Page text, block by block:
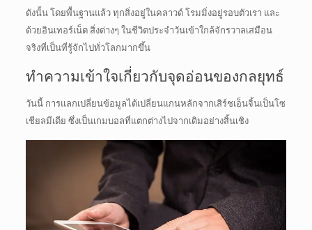
ดังนั้น โดยพื้นฐานแล้ว ทุกสิ่งอยู่ในคลาวด์ โรมมิ่งอยู่รอบตัวเรา และ
ด้วยอินเทอร์เน็ต สิ่งต่างๆ ในชีวิตประจำวันเข้าใกล้จักรวาลเสมือน
จริงที่เป็นที่รู้จักไปทั่วโลกมากขึ้น
ทำความเข้าใจเกี่ยวกับจุดอ่อนของกลยุทธ์
วันนี้ การแลกเปลี่ยนข้อมูลได้เปลี่ยนแกนหลักจากเสิร์ชเอ็นจิ้นเป็นโซ
เชียลมีเดีย ซึ่งเป็นเกมบอลที่แตกต่างไปจากเดิมอย่างสิ้นเชิง